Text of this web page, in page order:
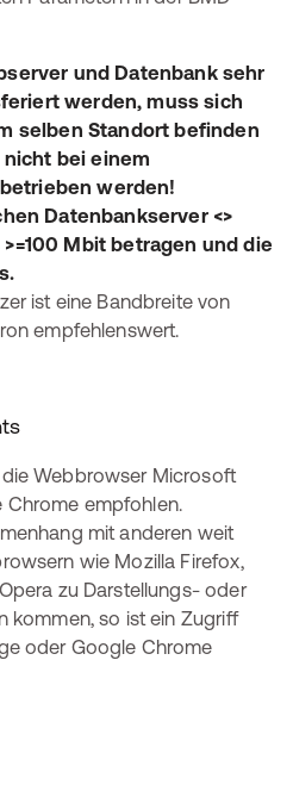
und Datenbank sehr
werden, muss sich
selben Standort befinden
bei einem
werden!
Datenbankserver <>
Mbit betragen und die
ist eine Bandbreite von
empfehlenswert.
Webbrowser Microsoft
Chrome empfohlen.
mit anderen weit
wie Mozilla Firefox,
zu Darstellungs- oder
kommen, so ist ein Zugriff
oder Google Chrome